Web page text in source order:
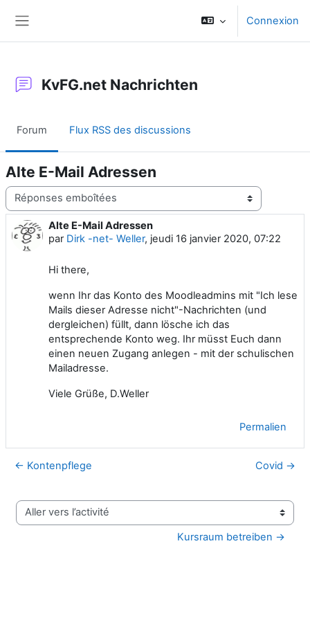
Connexion
KvFG.net Nachrichten
Forum Flux RSS des discussions
Alte E-Mail Adressen
Type d’affichage
Alte E-Mail Adressen
par Dirk -net- Weller, jeudi 16 janvier 2020, 07:22
Nombre de réponses : 0
Hi there,
wenn Ihr das Konto des Moodleadmins mit "Ich lese
Mails dieser Adresse nicht"-Nachrichten (und
dergleichen) füllt, dann lösche ich das
entsprechende Konto weg. Ihr müsst Euch dann
einen neuen Zugang anlegen - mit der schulischen
Mailadresse.
Viele Grüße, D.Weller
Permalien
← Kontenpflege Covid →
Aller vers l’activité
Kursraum betreiben →